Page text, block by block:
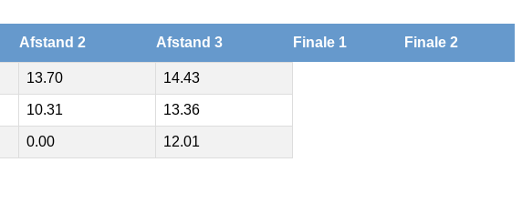
Afstand 2 Afstand 3 Finale 1 Finale 2
13.70 14.43
10.31 13.36
0.00 12.01